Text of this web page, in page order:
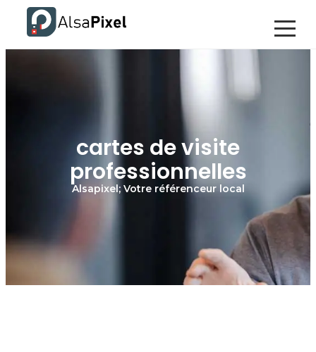
cartes de visite
professionnelles
Alsapixel; Votre référenceur local